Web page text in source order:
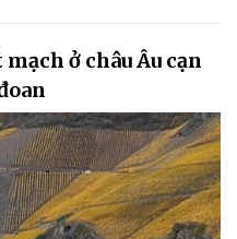
ở châu Âu cạn